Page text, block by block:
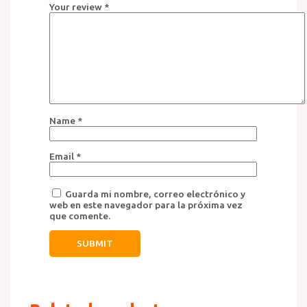
Your review *
Name *
Email *
Guarda mi nombre, correo electrónico y
web en este navegador para la próxima vez
que comente.